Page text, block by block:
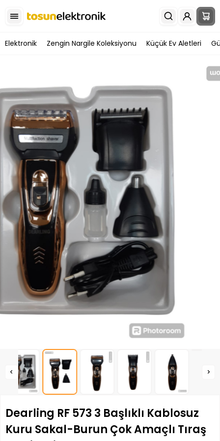
Elektronik Zengin Nargile Koleksiyonu Küçük Ev Aletleri
Dearling RF 573 3 Başlıklı Kablosuz
Kuru Sakal-Burun Çok Amaçlı Tıraş